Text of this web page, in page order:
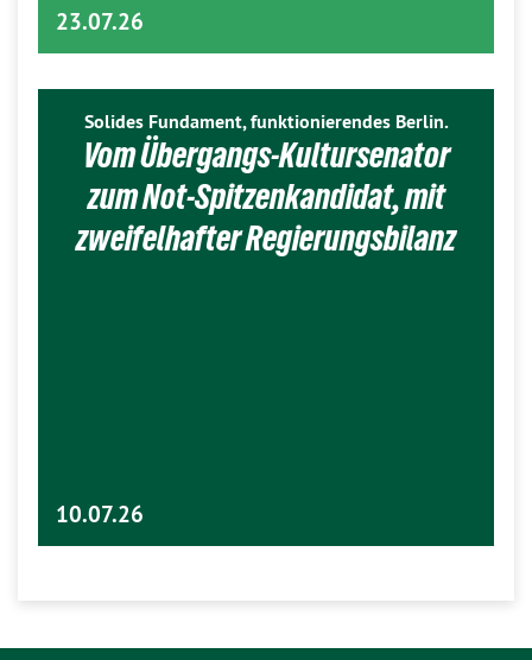
23.07.26
Solides Fundament, funktionierendes Berlin.
Vom Übergangs-Kultursenator
zum Not-Spitzenkandidat, mit
zweifelhafter Regierungsbilanz
10.07.26